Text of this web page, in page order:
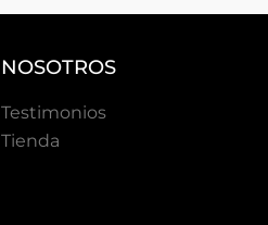
NOSOTROS
Testimonios
Tienda